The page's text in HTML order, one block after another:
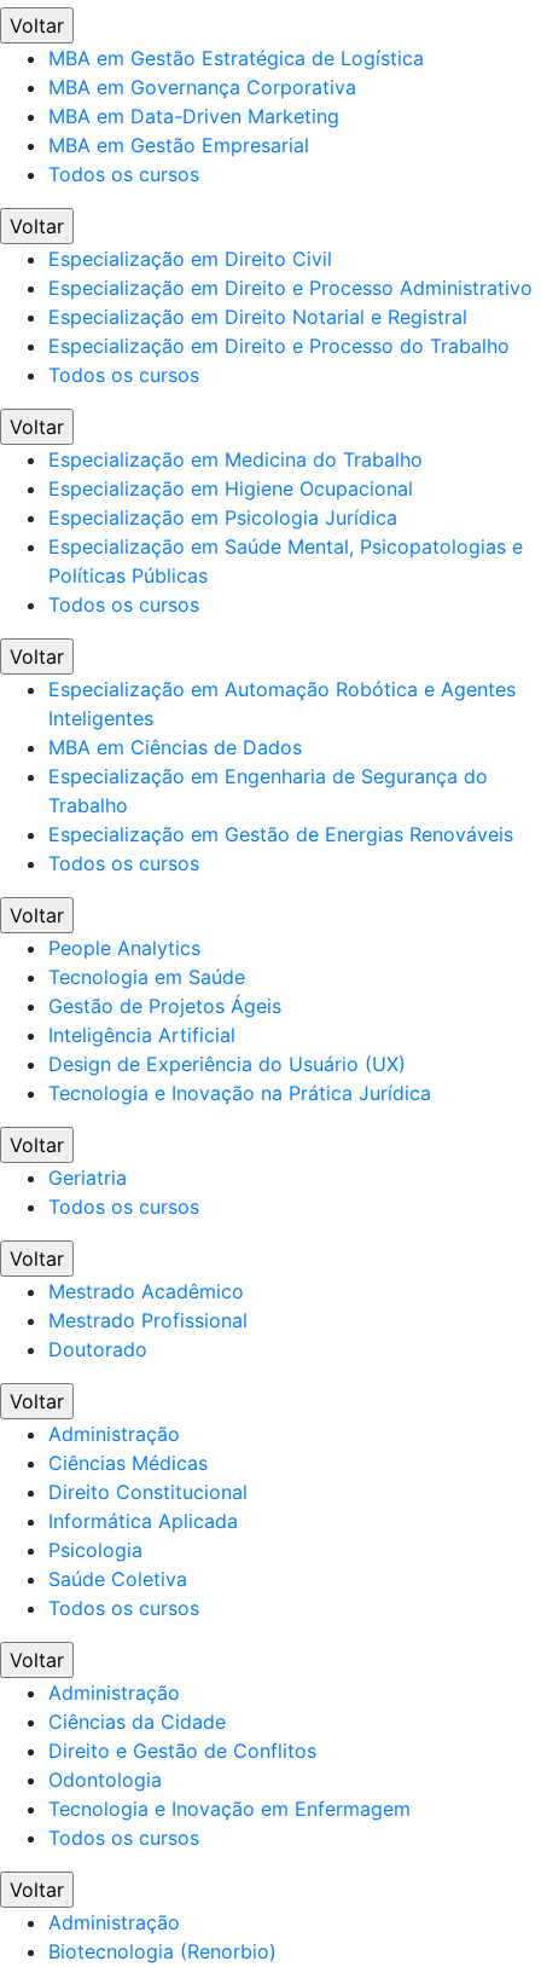
Voltar
MBA em Gestão Estratégica de Logística
MBA em Governança Corporativa
MBA em Data-Driven Marketing
MBA em Gestão Empresarial
Todos os cursos
Voltar
Especialização em Direito Civil
Especialização em Direito e Processo Administrativo
Especialização em Direito Notarial e Registral
Especialização em Direito e Processo do Trabalho
Todos os cursos
Voltar
Especialização em Medicina do Trabalho
Especialização em Higiene Ocupacional
Especialização em Psicologia Jurídica
Especialização em Saúde Mental, Psicopatologias e
Políticas Públicas
Todos os cursos
Voltar
Especialização em Automação Robótica e Agentes
Inteligentes
MBA em Ciências de Dados
Especialização em Engenharia de Segurança do
Trabalho
Especialização em Gestão de Energias Renováveis
Todos os cursos
Voltar
People Analytics
Tecnologia em Saúde
Gestão de Projetos Ágeis
Inteligência Artificial
Design de Experiência do Usuário (UX)
Tecnologia e Inovação na Prática Jurídica
Voltar
Geriatria
Todos os cursos
Voltar
Mestrado Acadêmico
Mestrado Profissional
Doutorado
Voltar
Administração
Ciências Médicas
Direito Constitucional
Informática Aplicada
Psicologia
Saúde Coletiva
Todos os cursos
Voltar
Administração
Ciências da Cidade
Direito e Gestão de Conflitos
Odontologia
Tecnologia e Inovação em Enfermagem
Todos os cursos
Voltar
Administração
Biotecnologia (Renorbio)